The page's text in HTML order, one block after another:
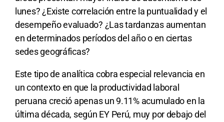
lunes? ¿Existe correlación entre la puntualidad y el
desempeño evaluado? ¿Las tardanzas aumentan
en determinados períodos del año o en ciertas
sedes geográficas?
Este tipo de analítica cobra especial relevancia en
un contexto en que la productividad laboral
peruana creció apenas un 9.11% acumulado en la
última década, según EY Perú, muy por debajo del